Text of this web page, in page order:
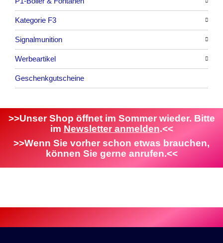
Alle anzeigen
Kategorie F3
Alle anzeigen
Signalmunition
Alle anzeigen
Platzpatronen
Zubehör
Werbeartikel
Alle anzeigen
Attrappen
Geschenkgutscheine
>>Unser Shop öffnet im Sommer wieder. Bitte
im Newsletter anmelden.<<
>>Wenn Sie vorher schon etwas brauchen,
können Sie gerne anrufen.<<